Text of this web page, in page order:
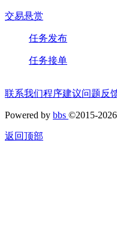
交易悬赏
任务发布
任务接单
联系我们程序建议问题反
Powered by bbs ©2015-2026
返回顶部